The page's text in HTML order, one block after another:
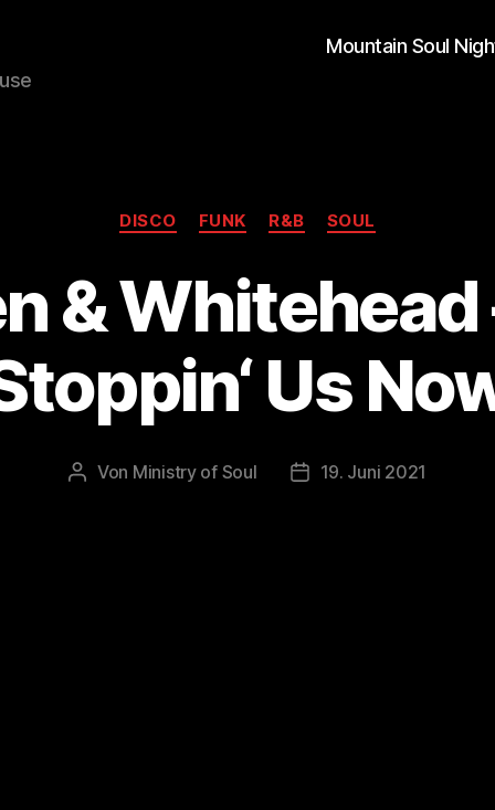
Mountain Soul
Kategorien
DISCO FUNK R&B SOUL
& Whitehead
Us
Beitragsautor
Von Ministry of Soul Veröffentlichungsdatum
19. Juni 2021